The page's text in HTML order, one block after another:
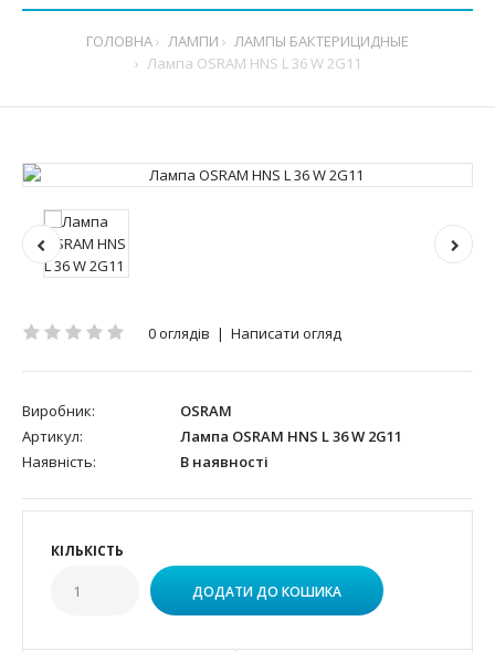
ГОЛОВНА ЛАМПИ
ЛАМПЫ БАКТЕРИЦИДНЫЕ
Лампа OSRAM HNS L 36 W 2G11
0 оглядів | Написати огляд
Виробник:
OSRAM
Артикул:
Лампа OSRAM HNS L 36 W 2G11
Наявність:
В наявності
КІЛЬКІСТЬ